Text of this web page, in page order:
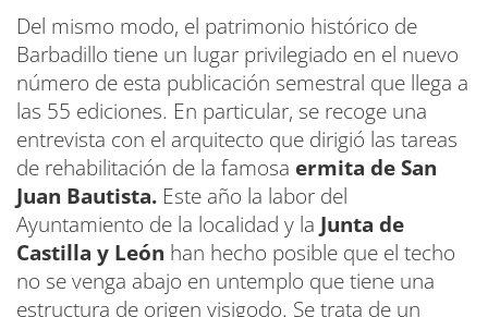
Del mismo modo, el patrimonio histórico de
Barbadillo tiene un lugar privilegiado en el nuevo
número de esta publicación semestral que llega a
las 55 ediciones. En particular, se recoge una
entrevista con el arquitecto que dirigió las tareas
de rehabilitación de la famosa ermita de San
Juan Bautista. Este año la labor del
Ayuntamiento de la localidad y la Junta de
Castilla y León han hecho posible que el techo
no se venga abajo en untemplo que tiene una
estructura de origen visigodo. Se trata de un